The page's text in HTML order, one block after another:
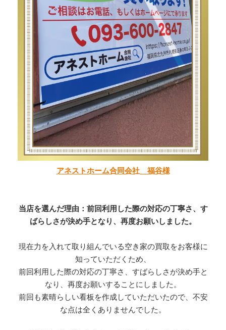
アネストホーム合同会社 福谷様
当店を選んだ理由：前回利用した際の対応の丁寧さ、す
ばらしさが決め手となり、再度お願いしました。
現在力を入れて取り組んでいる空き家の買取をお客様に
知っていただくため、
前回利用した際の対応の丁寧さ、すばらしさが決め手と
なり、再度お願いすることにしました。
前回も素晴らしい看板を作成していただいたので、不安
な点は全くありませんでした。